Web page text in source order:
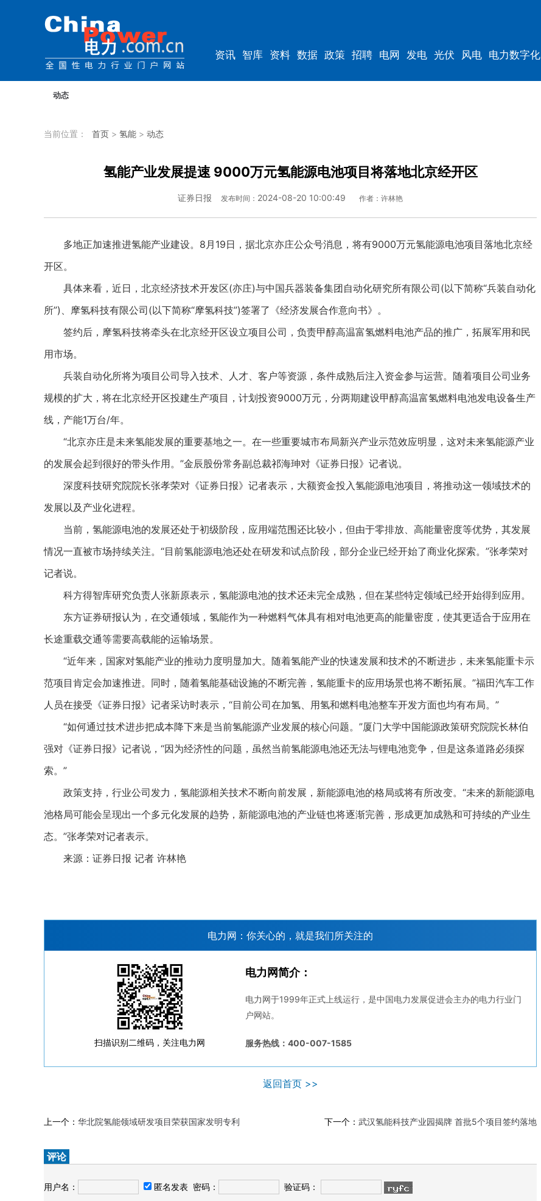
资讯 智库 资料 数据 政策 招聘 电网 发电 光伏 风电 电力数字化
动态
当前位置： 首页 > 氢能 > 动态
氢能产业发展提速 9000万元氢能源电池项目将落地北京经开区
证券日报 发布时间： 2024-08-20 10:00:49 作者：许林艳
多地正加速推进氢能产业建设。8月19日，据北京亦庄公众号消息，将有9000万元氢能源电池项目落地北京经
开区。
具体来看，近日，北京经济技术开发区(亦庄)与中国兵器装备集团自动化研究所有限公司(以下简称“兵装自动化
所”)、摩氢科技有限公司(以下简称“摩氢科技”)签署了《经济发展合作意向书》。
签约后，摩氢科技将牵头在北京经开区设立项目公司，负责甲醇高温富氢燃料电池产品的推广，拓展军用和民
用市场。
兵装自动化所将为项目公司导入技术、人才、客户等资源，条件成熟后注入资金参与运营。随着项目公司业务
规模的扩大，将在北京经开区投建生产项目，计划投资9000万元，分两期建设甲醇高温富氢燃料电池发电设备生产
线，产能1万台/年。
“北京亦庄是未来氢能发展的重要基地之一。在一些重要城市布局新兴产业示范效应明显，这对未来氢能源产业
的发展会起到很好的带头作用。”金辰股份常务副总裁祁海珅对《证券日报》记者说。
深度科技研究院院长张孝荣对《证券日报》记者表示，大额资金投入氢能源电池项目，将推动这一领域技术的
发展以及产业化进程。
当前，氢能源电池的发展还处于初级阶段，应用端范围还比较小，但由于零排放、高能量密度等优势，其发展
情况一直被市场持续关注。“目前氢能源电池还处在研发和试点阶段，部分企业已经开始了商业化探索。”张孝荣对
记者说。
科方得智库研究负责人张新原表示，氢能源电池的技术还未完全成熟，但在某些特定领域已经开始得到应用。
东方证券研报认为，在交通领域，氢能作为一种燃料气体具有相对电池更高的能量密度，使其更适合于应用在
长途重载交通等需要高载能的运输场景。
“近年来，国家对氢能产业的推动力度明显加大。随着氢能产业的快速发展和技术的不断进步，未来氢能重卡示
范项目肯定会加速推进。同时，随着氢能基础设施的不断完善，氢能重卡的应用场景也将不断拓展。”福田汽车工作
人员在接受《证券日报》记者采访时表示，“目前公司在加氢、用氢和燃料电池整车开发方面也均有布局。”
“如何通过技术进步把成本降下来是当前氢能源产业发展的核心问题。”厦门大学中国能源政策研究院院长林伯
强对《证券日报》记者说，“因为经济性的问题，虽然当前氢能源电池还无法与锂电池竞争，但是这条道路必须探
索。”
政策支持，行业公司发力，氢能源相关技术不断向前发展，新能源电池的格局或将有所改变。“未来的新能源电
池格局可能会呈现出一个多元化发展的趋势，新能源电池的产业链也将逐渐完善，形成更加成熟和可持续的产业生
态。”张孝荣对记者表示。
来源：证券日报 记者 许林艳
电力网：你关心的，就是我们所关注的
扫描识别二维码，关注电力网
电力网简介：
电力网于1999年正式上线运行，是中国电力发展促进会主办的电力行业门
户网站。
服务热线：400-007-1585
返回首页 >>
上一个： 华北院氢能领域研发项目荣获国家发明专利 下一个： 武汉氢能科技产业园揭牌 首批5个项目签约落地
评论
用户名： 匿名发表 密码： 验证码：